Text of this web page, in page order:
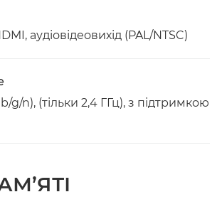
аудіовідеовихід (PAL/NTSC)
g/n), (тільки 2,4 ГГц), з підтримкою